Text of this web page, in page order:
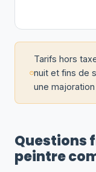
Tarifs hors
nuit et fins de
une
Questions
peintre